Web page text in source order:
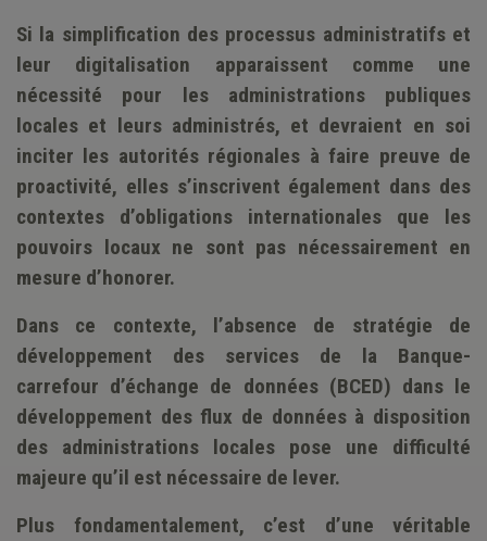
Si la simplification des processus administratifs et
leur digitalisation apparaissent comme une
nécessité pour les administrations publiques
locales et leurs administrés, et devraient en soi
inciter les autorités régionales à faire preuve de
proactivité, elles s’inscrivent également dans des
contextes d’obligations internationales que les
pouvoirs locaux ne sont pas nécessairement en
mesure d’honorer.
Dans ce contexte, l’absence de stratégie de
développement des services de la Banque-
carrefour d’échange de données (BCED) dans le
développement des flux de données à disposition
des administrations locales pose une difficulté
majeure qu’il est nécessaire de lever.
Plus fondamentalement, c’est d’une véritable